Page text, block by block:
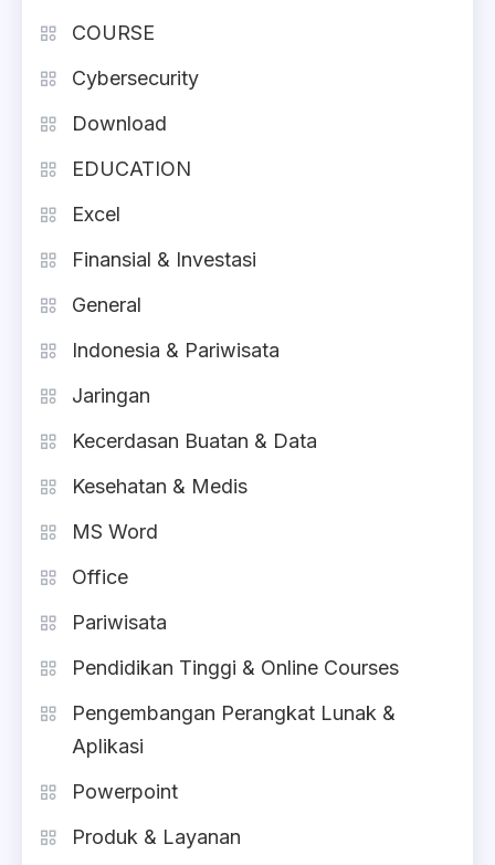
COURSE
Cybersecurity
Download
EDUCATION
Excel
Finansial & Investasi
General
Indonesia & Pariwisata
Jaringan
Kecerdasan Buatan & Data
Kesehatan & Medis
MS Word
Office
Pariwisata
Pendidikan Tinggi & Online Courses
Pengembangan Perangkat Lunak &
Aplikasi
Powerpoint
Produk & Layanan